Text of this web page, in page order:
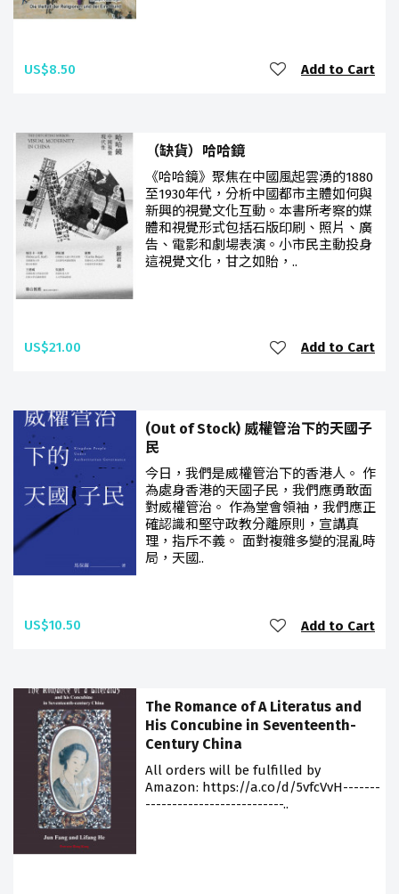
US$8.50 Add to Cart
（缺貨）哈哈鏡
《哈哈鏡》聚焦在中國風起雲湧的1880
至1930年代，分析中國都市主體如何與
新興的視覺文化互動。本書所考察的媒
體和視覺形式包括石版印刷、照片、廣
告、電影和劇場表演。小市民主動投身
這視覺文化，甘之如貽，..
US$21.00 Add to Cart
(Out of Stock) 威權管治下的天國子
民
今日，我們是威權管治下的香港人。 作
為處身香港的天國子民，我們應勇敢面
對威權管治。 作為堂會領袖，我們應正
確認識和堅守政教分離原則，宣講真
理，指斥不義。 面對複雜多變的混亂時
局，天國..
US$10.50 Add to Cart
The Romance of A Literatus and
His Concubine in Seventeenth-
Century China
All orders will be fulfilled by
Amazon: https://a.co/d/5vfcVvH-------
--------------------------..